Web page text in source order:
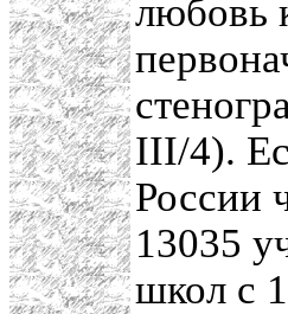
любовь
III/4).
России
13035
школ с